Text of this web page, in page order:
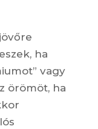
ha
vagy
örömöt, ha